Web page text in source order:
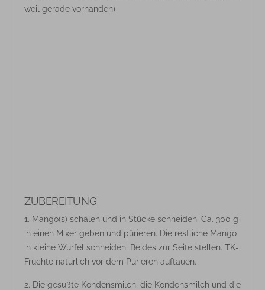
weil gerade vorhanden)
ZUBEREITUNG
Mango(s) schälen und in Stücke schneiden. Ca. 300 g
in einen Mixer geben und pürieren. Die restliche Mango
in kleine Würfel schneiden. Beides zur Seite stellen. TK-
Früchte natürlich vor dem Pürieren auftauen.
Die gesüßte Kondensmilch, die Kondensmilch und die